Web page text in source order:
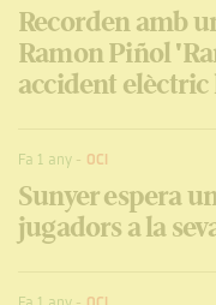
Recorden amb
Ramon Piñol
accident elèctric
Fa 1 any- OCI
Sunyer espera
jugadors a la